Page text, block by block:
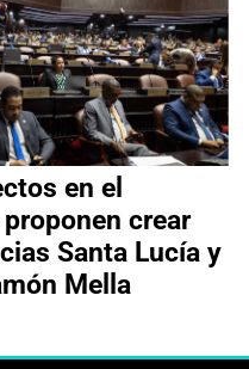
en el
crear
Santa Lucía y
Mella